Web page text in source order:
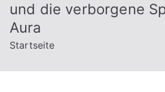
und die verborgene
Aura
Startseite